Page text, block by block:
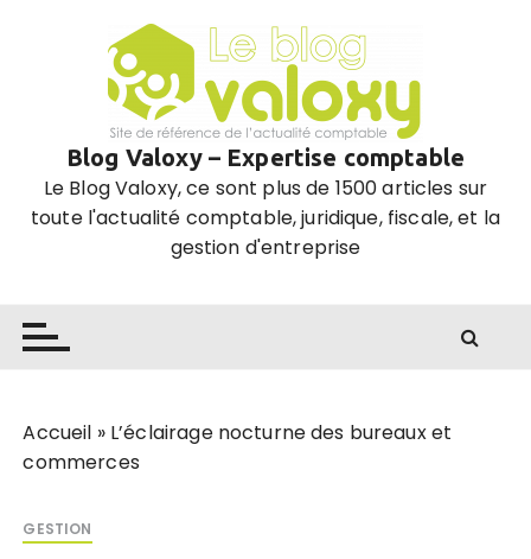
Blog Valoxy – Expertise comptable
Le Blog Valoxy, ce sont plus de 1500 articles sur
toute l'actualité comptable, juridique, fiscale, et la
gestion d'entreprise
Accueil » L’éclairage nocturne des bureaux et
commerces
GESTION